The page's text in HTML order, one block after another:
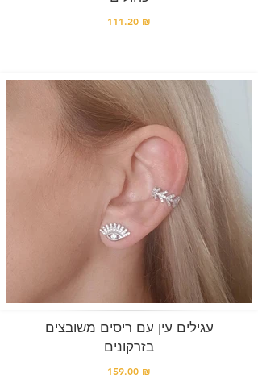
111.20 ₪
עגילים עין עם ריסים משובצים
בזרקונים
159.00 ₪